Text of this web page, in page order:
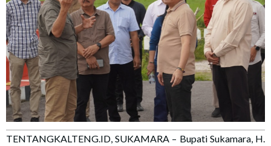
TENTANGKALTENG.ID, SUKAMARA – Bupati Sukamara, H.